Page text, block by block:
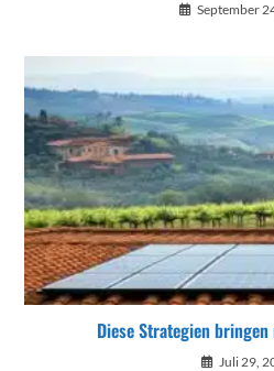
September
Diese Strategien
Juli 29,